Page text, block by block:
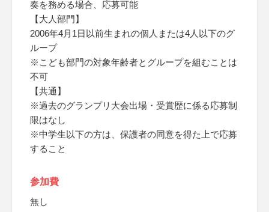
奏を務める場合、応募可能
【大人部門】
2006年4月1日以前生まれの個人または4人以下のグ
ループ
※こども部門の対象年齢者とグループを組むことは
不可
【共通】
※過去のグランプリ大会出場・受賞歴に係る応募制
限はなし
※中学生以下の方は、保護者の同意を得た上で応募
すること
参加費
無し